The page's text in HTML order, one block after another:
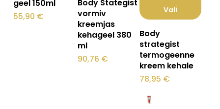
geel 150ml
55,90 €
Body Stategist
vormiv
kreemjas
kehageel 380
ml
90,76 €
Vali
tootel
on
mitu
varianti.
Valikuid
Body
strategist
termogeenne
kreem kehale
78,95 €